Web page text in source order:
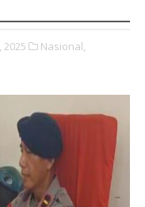
Nasional,